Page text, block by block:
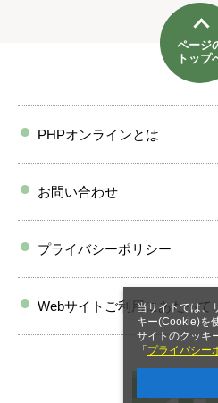
当サイトでは、
キー(Cookie)を
サイトのクッキ
「 プライバシー
ページ
トップ
PHPオンラインとは
お問い合わせ
プライバシーポリシー
Webサイトご利用にあたって